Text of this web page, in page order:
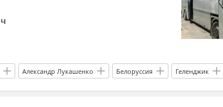
Александр Лукашенко Белоруссия Геленджик
СБУ Мнения Украина.ру